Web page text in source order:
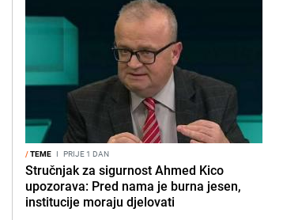
/TEME I PRIJE 1 DAN
Stručnjak za sigurnost Ahmed Kico
upozorava: Pred nama je burna jesen,
institucije moraju djelovati